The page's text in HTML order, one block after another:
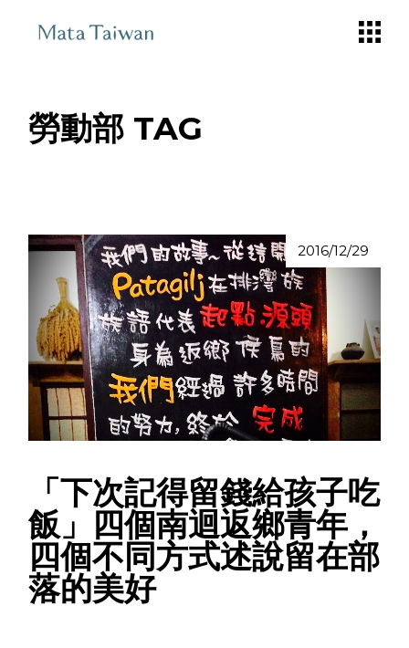
勞動部 TAG
2016/12/29
「下次記得留錢給孩子吃
飯」四個南迴返鄉青年，
四個不同方式述說留在部
落的美好